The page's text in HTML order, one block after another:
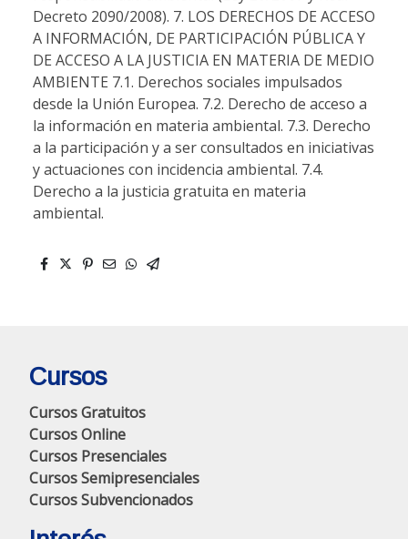
Decreto 2090/2008). 7. LOS DERECHOS DE ACCESO
A INFORMACIÓN, DE PARTICIPACIÓN PÚBLICA Y
DE ACCESO A LA JUSTICIA EN MATERIA DE MEDIO
AMBIENTE 7.1. Derechos sociales impulsados
desde la Unión Europea. 7.2. Derecho de acceso a
la información en materia ambiental. 7.3. Derecho
a la participación y a ser consultados en iniciativas
y actuaciones con incidencia ambiental. 7.4.
Derecho a la justicia gratuita en materia
ambiental.
Cursos
Cursos Gratuitos
Cursos Online
Cursos Presenciales
Cursos Semipresenciales
Cursos Subvencionados